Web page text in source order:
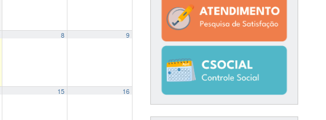
8 9
15 16